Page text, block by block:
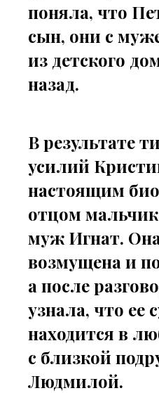
поняла, что
сын, они с
из детского
назад.
В результате
усилий
настоящим
отцом
муж Игнат.
возмущена и
а после
узнала, что ее
находится в
с близкой
Людмилой.